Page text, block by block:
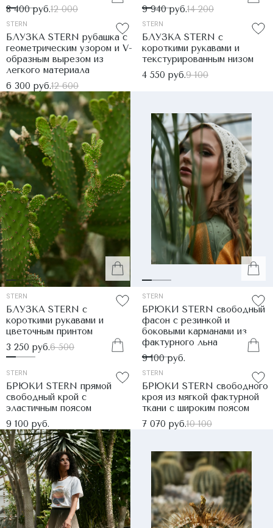
8 400 руб.12 000
9 940 руб.14 200
STERN
БЛУЗКА STERN рубашка с
геометрическим узором и V-
образным вырезом из
легкого материала
6 300 руб.12 600
STERN
БЛУЗКА STERN с
короткими рукавами и
текстурированным низом
4 550 руб.9 100
STERN
БЛУЗКА STERN с
короткими рукавами и
цветочным принтом
3 250 руб.6 500
STERN
БРЮКИ STERN свободный
фасон с резинкой и
боковыми карманами из
фактурного льна
9 100 руб.
STERN
БРЮКИ STERN прямой
свободный крой с
эластичным поясом
9 100 руб.
STERN
БРЮКИ STERN свободного
кроя из мягкой фактурной
ткани с широким поясом
7 070 руб.10 100